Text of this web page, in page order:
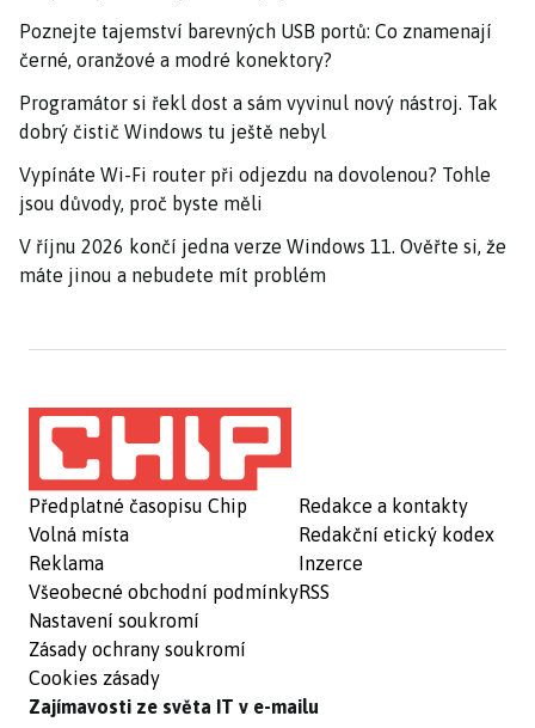
Poznejte tajemství barevných USB portů: Co znamenají
černé, oranžové a modré konektory?
Programátor si řekl dost a sám vyvinul nový nástroj. Tak
dobrý čistič Windows tu ještě nebyl
Vypínáte Wi-Fi router při odjezdu na dovolenou? Tohle
jsou důvody, proč byste měli
V říjnu 2026 končí jedna verze Windows 11. Ověřte si, že
máte jinou a nebudete mít problém
Předplatné časopisu Chip
Volná místa
Reklama
Všeobecné obchodní podmínky
Nastavení soukromí
Zásady ochrany soukromí
Cookies zásady
Redakce a kontakty
Redakční etický kodex
Inzerce
RSS
Zajímavosti ze světa IT v e-mailu